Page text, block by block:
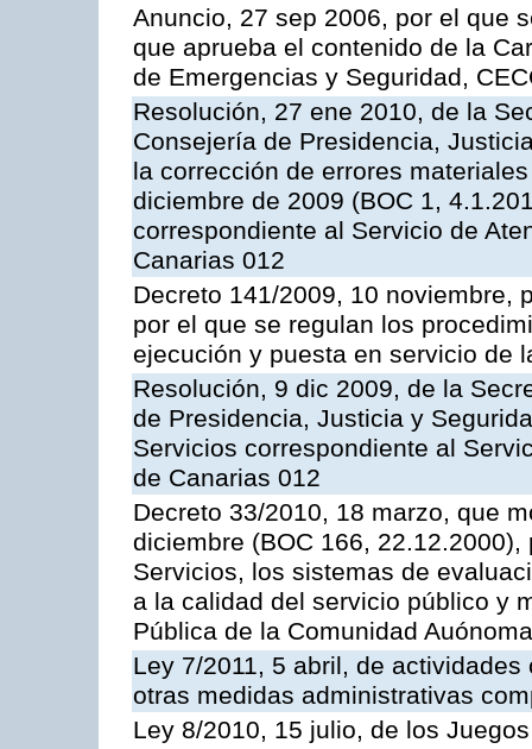
Anuncio, 27 sep 2006, por el que
que aprueba el contenido de la
de Emergencias y Seguridad,
Resolución, 27 ene 2010, de la
Consejería de Presidencia,
la corrección de errores
diciembre de 2009 (BOC 1,
correspondiente al Servicio de
Canarias 012
Decreto 141/2009, 10 noviembre,
por el que se regulan los
ejecución y puesta en servicio de
Resolución, 9 dic 2009, de la
de Presidencia, Justicia y
Servicios correspondiente al
de Canarias 012
Decreto 33/2010, 18 marzo, que
diciembre (BOC 166,
Servicios, los sistemas de
a la calidad del servicio público y
Pública de la Comunidad
Ley 7/2011, 5 abril, de
otras medidas administrativas
Ley 8/2010, 15 julio, de los